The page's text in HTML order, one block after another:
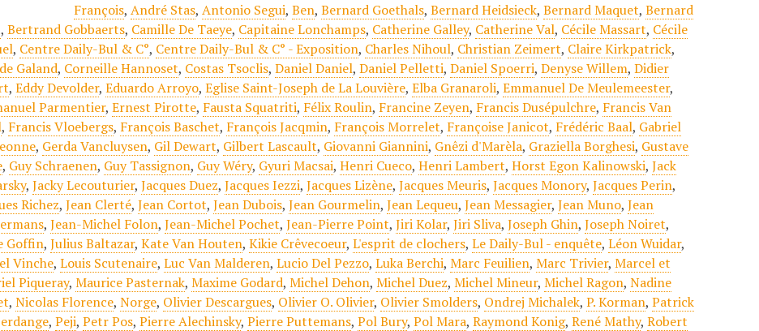
François,André Stas,Antonio Segui,Ben,Bernard Goethals,Bernard Heidsieck,Bernard Maquet,Bernard
,Bertrand Gobbaerts, Camille De Taeye, Capitaine Lonchamps, Catherine Galley, Catherine Val, Cécile Massart, Cécile
, Centre Daily-Bul & C°, Centre Daily-Bul & C° - Exposition, Charles Nihoul, Christian Zeimert, Claire Kirkpatrick,
Galand, Corneille Hannoset, Costas Tsoclis,Daniel Daniel,Daniel Pelletti,Daniel Spoerri,Denyse Willem,Didier
,Eddy Devolder,Eduardo Arroyo,Eglise Saint-Joseph de La Louvière,Elba Granaroli,Emmanuel De Meulemeester,
Parmentier,Ernest Pirotte, Fausta Squatriti, Félix Roulin, Francine Zeyen, Francis Dusépulchre, Francis Van
, Francis Vloebergs, François Baschet, François Jacqmin, François Morrelet, Françoise Janicot, Frédéric Baal, Gabriel
, Gerda Vancluysen, Gil Dewart, Gilbert Lascault, Giovanni Giannini, Gnêzi d'Marèla, Graziella Borghesi, Gustave
, Guy Schraenen, Guy Tassignon, Guy Wéry, Gyuri Macsai,Henri Cueco,Henri Lambert,Horst Egon Kalinowski,Jack
,Jacky Lecouturier,Jacques Duez,Jacques Iezzi,Jacques Lizène,Jacques Meuris,Jacques Monory,Jacques Perin,
Richez,Jean Clerté,Jean Cortot,Jean Dubois,Jean Gourmelin,Jean Lequeu,Jean Messagier,Jean Muno,Jean
,Jean-Michel Folon,Jean-Michel Pochet,Jean-Pierre Point,Jiri Kolar,Jiri Sliva,Joseph Ghin,Joseph Noiret,
Goffin,Julius Baltazar,Kate Van Houten,Kikie Crêvecoeur,L'esprit de clochers,Le Daily-Bul - enquête,Léon Wuidar,
Vinche,Louis Scutenaire,Luc Van Malderen,Lucio Del Pezzo,Luka Berchi,Marc Feuilien,Marc Trivier,Marcel et
Piqueray,Maurice Pasternak,Maxime Godard,Michel Dehon,Michel Duez,Michel Mineur,Michel Ragon,Nadine
,Nicolas Florence,Norge, Olivier Descargues, Olivier O. Olivier, Olivier Smolders, Ondrej Michalek,P. Korman,Patrick
,Peji,Petr Pos,Pierre Alechinsky,Pierre Puttemans,Pol Bury,Pol Mara,Raymond Konig,René Mathy,Robert